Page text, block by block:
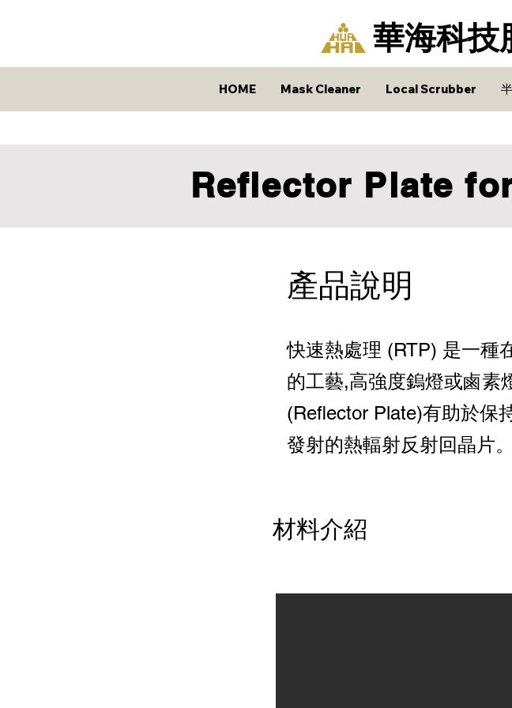
華海科技
HOME Mask Cleaner Local Scrubber
Reflector Plate
產品說明
快速熱處理 (RTP) 是一種
的工藝,高強度鎢燈或鹵素
(Reflector Plate)有助於保
發射的熱輻射反射回晶片。
材料介紹